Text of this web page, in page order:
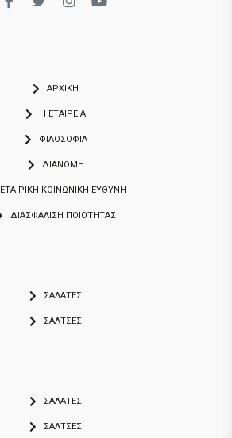
ΑΡΧΙΚΗ
Η ΕΤΑΙΡΕΙΑ
ΦΙΛΟΣΟΦΙΑ
ΔΙΑΝΟΜΗ
ΕΤΑΙΡΙΚΉ ΚΟΙΝΩΝΙΚΉ ΕΥΘΎΝΗ
ΔΙΑΣΦΆΛΙΣΗ ΠΟΙΌΤΗΤΑΣ
ΣΑΛΑΤΕΣ
ΣΑΛΤΣΕΣ
ΣΑΛΑΤΕΣ
ΣΑΛΤΣΕΣ